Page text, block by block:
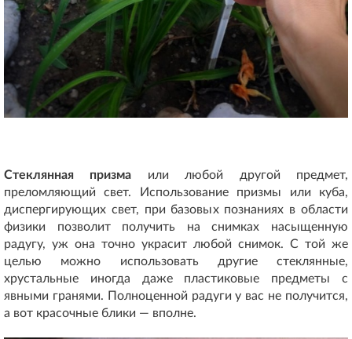
Стеклянная призма или любой другой предмет,
преломляющий свет. Использование призмы или куба,
диспергирующих свет, при базовых познаниях в области
физики позволит получить на снимках насыщенную
радугу, уж она точно украсит любой снимок. С той же
целью можно использовать другие стеклянные,
хрустальные иногда даже пластиковые предметы с
явными гранями. Полноценной радуги у вас не получится,
а вот красочные блики — вполне.